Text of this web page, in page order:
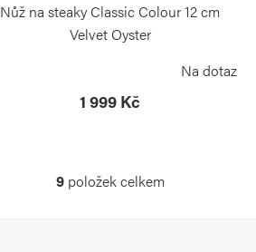
Nůž na steaky Classic Colour 12 cm
Velvet Oyster
Na dotaz
1 999 Kč
O
9 položek celkem